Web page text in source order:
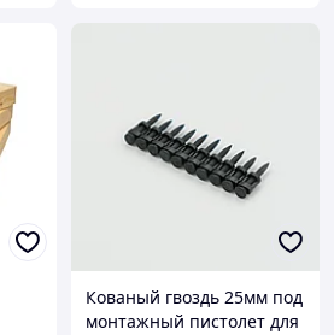
Кованый гвоздь 25мм под
монтажный пистолет для